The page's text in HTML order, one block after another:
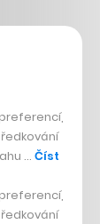
… Číst